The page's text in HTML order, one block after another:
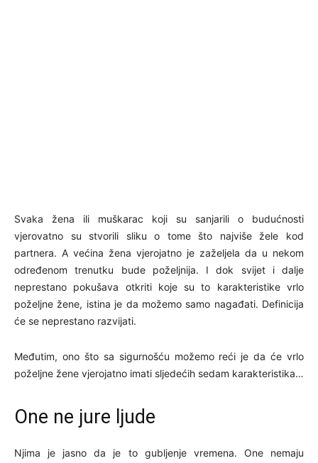
Svaka žena ili muškarac koji su sanjarili o budućnosti
vjerovatno su stvorili sliku o tome što najviše žele kod
partnera. A većina žena vjerojatno je zaželjela da u nekom
određenom trenutku bude poželjnija. I dok svijet i dalje
neprestano pokušava otkriti koje su to karakteristike vrlo
poželjne žene, istina je da možemo samo nagađati. Definicija
će se neprestano razvijati.
Međutim, ono što sa sigurnošću možemo reći je da će vrlo
poželjne žene vjerojatno imati sljedećih sedam karakteristika…
One ne jure ljude
Njima je jasno da je to gubljenje vremena. One nemaju